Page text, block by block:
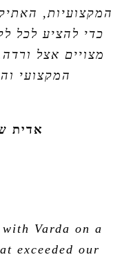
המקצועיות,
כדי להציע לכל
מצויים אצל
המקצועי
אדית
Varda on a
exceeded our